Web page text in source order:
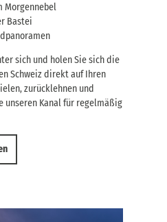
Morgennebel
Bastei
sich und holen Sie sich die
Schweiz direkt auf Ihren
zurücklehnen und
unseren Kanal für regelmäßig